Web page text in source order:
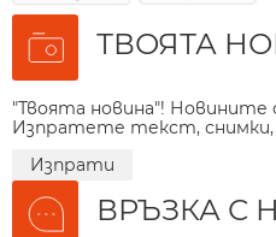
ТВОЯТА
"Твоята новина"!
Изпратете текст, снимки,
Изпрати
ВРЪЗКА С